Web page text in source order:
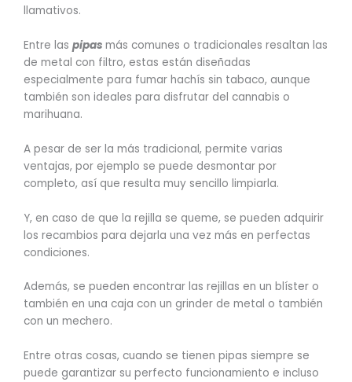
llamativos.
Entre las pipas más comunes o tradicionales resaltan las
de metal con filtro, estas están diseñadas
especialmente para fumar hachís sin tabaco, aunque
también son ideales para disfrutar del cannabis o
marihuana.
A pesar de ser la más tradicional, permite varias
ventajas, por ejemplo se puede desmontar por
completo, así que resulta muy sencillo limpiarla.
Y, en caso de que la rejilla se queme, se pueden adquirir
los recambios para dejarla una vez más en perfectas
condiciones.
Además, se pueden encontrar las rejillas en un blíster o
también en una caja con un grinder de metal o también
con un mechero.
Entre otras cosas, cuando se tienen pipas siempre se
puede garantizar su perfecto funcionamiento e incluso